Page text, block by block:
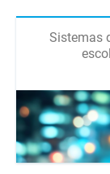
Sistemas